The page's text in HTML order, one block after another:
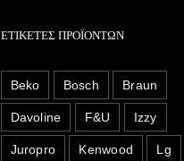
ΕΤΙΚΈΤΕΣ ΠΡΟΪΌΝΤΩΝ
Beko Bosch Braun
Davoline F&U Izzy
Juropro Kenwood Lg